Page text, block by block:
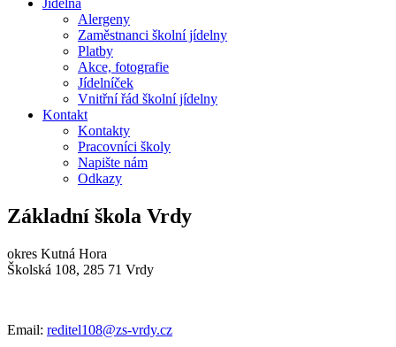
Jídelna
Alergeny
Zaměstnanci školní jídelny
Platby
Akce, fotografie
Jídelníček
Vnitřní řád školní jídelny
Kontakt
Kontakty
Pracovníci školy
Napište nám
Odkazy
Základní škola Vrdy
okres Kutná Hora
Školská 108, 285 71 Vrdy
Email: reditel108@zs-vrdy.cz